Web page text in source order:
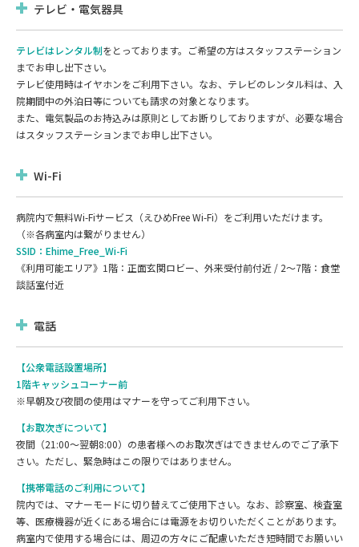
テレビ・電気器具
テレビはレンタル制をとっております。ご希望の方はスタッフステーション
までお申し出下さい。
テレビ使用時はイヤホンをご利用下さい。なお、テレビのレンタル料は、入
院期間中の外泊日等についても請求の対象となります。
また、電気製品のお持込みは原則としてお断りしておりますが、必要な場合
はスタッフステーションまでお申し出下さい。
Wi-Fi
病院内で無料Wi-Fiサービス（えひめFree Wi-Fi）をご利用いただけます。
（※各病室内は繋がりません）
SSID：Ehime_Free_Wi-Fi
《利用可能エリア》1階：正面玄関ロビー、外来受付前付近 / 2～7階：食堂
談話室付近
電話
【公衆電話設置場所】
1階キャッシュコーナー前
※早朝及び夜間の使⽤はマナーを守ってご利⽤下さい。
【お取次ぎについて】
夜間（21:00～翌朝8:00）の患者様へのお取次ぎはできませんのでご了承下
さい。ただし、緊急時はこの限りではありません。
【携帯電話のご利用について】
院内では、マナーモードに切り替えてご使用下さい。なお、診察室、検査室
等、医療機器が近くにある場合には電源をお切りいただくことがあります。
病室内で使用する場合には、周辺の方々にご配慮いただき短時間でお願いい